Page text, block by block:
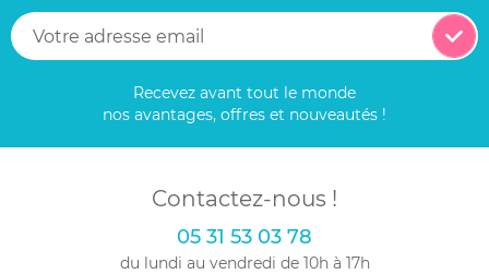
Recevez avant tout le monde
nos avantages, offres et nouveautés !
Contactez-nous !
05 31 53 03 78
du lundi au vendredi de 10h à 17h